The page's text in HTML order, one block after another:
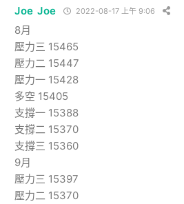
Joe Joe 2022-08-17 上午 9:06
8月
壓力三 15465
壓力二 15447
壓力一 15428
多空 15405
支撐一 15388
支撐二 15370
支撐三 15360
9月
壓力三 15397
壓力二 15370